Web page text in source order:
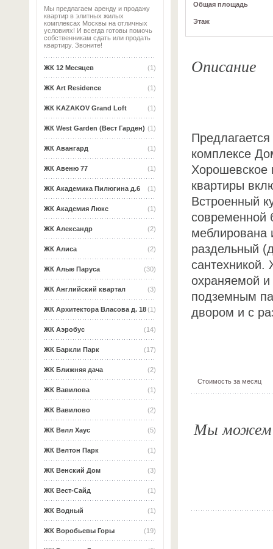
Мы предлагаем аренду и продажу
квартир в элитных жилых
комплексах Москвы на отличных
условиях! И всегда готовы помочь
собственникам сдать или продать
квартиру. Звоните!
(1)
ЖК 12 Месяцев
(1)
ЖК Art Residence
(1)
ЖК KAZAKOV Grand Loft
(1)
ЖК West Garden (Вест Гарден)
(1)
ЖК Авангард
(1)
ЖК Авеню 77
(1)
ЖК Академика Пилюгина д.6
(1)
ЖК Академия Люкс
(2)
ЖК Александр
(2)
ЖК Алиса
(30)
ЖК Алые Паруса
(3)
ЖК Английский квартал
(1)
ЖК Архитектора Власова д. 18
(14)
ЖК Аэробус
(17)
ЖК Баркли Парк
(2)
ЖК Ближняя дача
(1)
ЖК Вавилова
(2)
ЖК Вавилово
(5)
ЖК Велл Хаус
(1)
ЖК Велтон Парк
(3)
ЖК Венский Дом
(1)
ЖК Вест-Сайд
(1)
ЖК Водный
(19)
ЖК Воробьевы Горы
Общая площадь
Этаж
Описание
комплексе
Хорошевское
квартиры
Встроенный
современной
меблирована
раздельный
сантехникой.
охраняемой
подземным
двором и с
Стоимость за месяц
Мы можем